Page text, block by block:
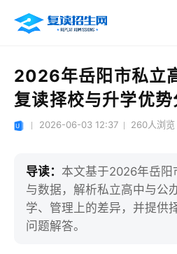
2026年岳阳市私立
复读择校与升学优势
2026-06-03 12:37 260人浏览
导读： 本文基于2026年岳阳
与数据，解析私立高中与公
学、管理上的差异，并提供
问题解答。